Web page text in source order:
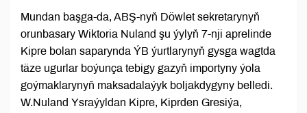
Mundan başga-da, ABŞ-nyň Döwlet sekretarynyň
orunbasary Wiktoria Nuland şu ýylyň 7-nji aprelinde
Kipre bolan saparynda ÝB ýurtlarynyň gysga wagtda
täze ugurlar boýunça tebigy gazyň importyny ýola
goýmaklarynyň maksadalaýyk boljakdygyny belledi.
W.Nuland Ysraýyldan Kipre, Kiprden Gresiýa,